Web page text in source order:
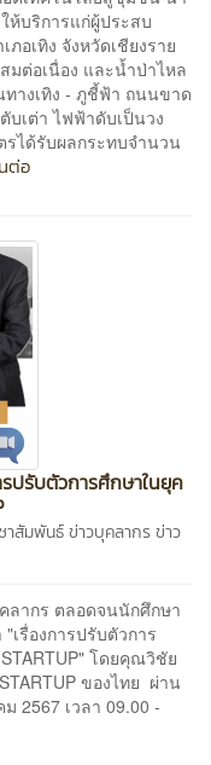
ห้บริการแก่ผู้ประสบ
อเทิง จังหวัดเชียงราย
มต่อเนื่อง และน้ำป่าไหล
างเทิง - ภูชี้ฟ้า ถนนขาด
เต่า ไฟฟ้าดับเป็นวง
รได้รับผลกระทบจำนวน
ต่อ
ปรับตัวการศึกษาในยุค
าสัมพันธ์ข่าวบุคลากรข่าว
ากร ตลอดจนนักศึกษา
เรื่องการปรับตัวการ
โดยคุณวิชัย
ของไทย ผ่าน
2567 เวลา 09.00 -